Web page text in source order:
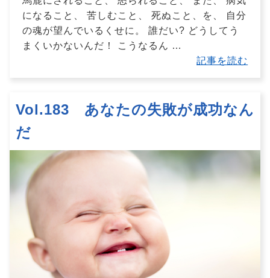
になること、 苦しむこと、 死ぬこと、を、 自分
の魂が望んでいるくせに。 誰だい? どうしてう
まくいかないんだ！ こうなるん …
記事を読む
Vol.183 あなたの失敗が成功なん
だ